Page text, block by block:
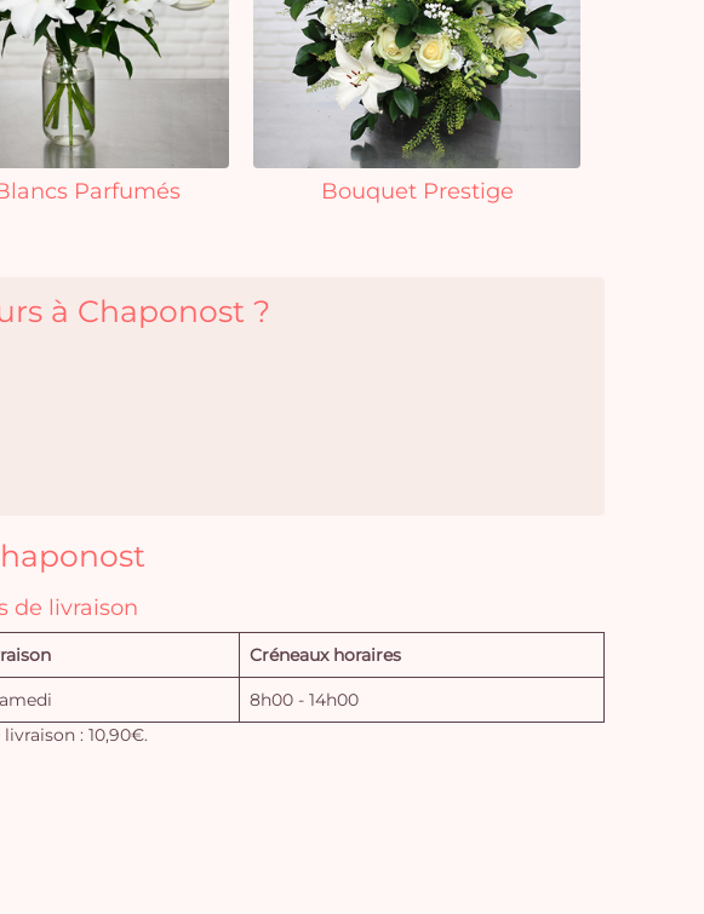
Parfumés Bouquet Prestige
à Chaponost ?
de livraison
Créneaux horaires
8h00 - 14h00
: 10,90€.